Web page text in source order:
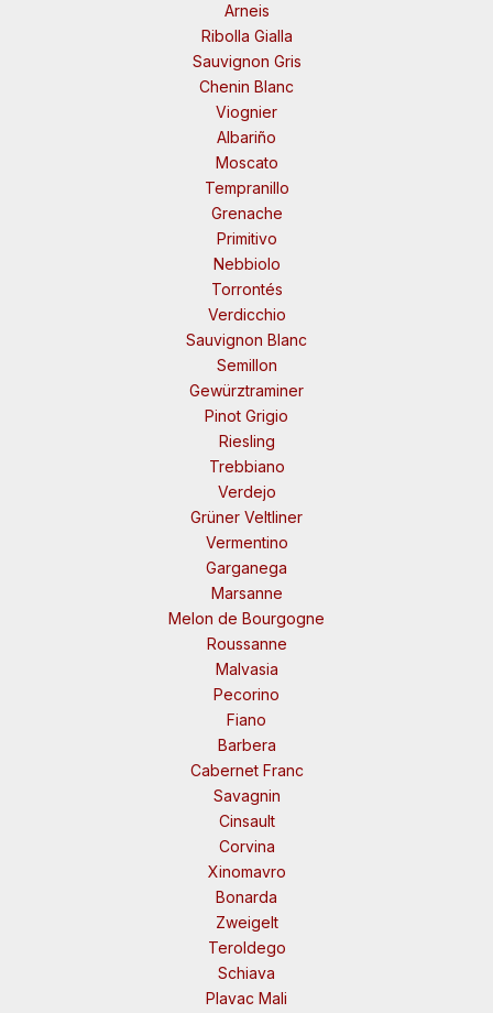
Arneis
Ribolla Gialla
Sauvignon Gris
Chenin Blanc
Viognier
Albariño
Moscato
Tempranillo
Grenache
Primitivo
Nebbiolo
Torrontés
Verdicchio
Sauvignon Blanc
Semillon
Gewürztraminer
Pinot Grigio
Riesling
Trebbiano
Verdejo
Grüner Veltliner
Vermentino
Garganega
Marsanne
Melon de Bourgogne
Roussanne
Malvasia
Pecorino
Fiano
Barbera
Cabernet Franc
Savagnin
Cinsault
Corvina
Xinomavro
Bonarda
Zweigelt
Teroldego
Schiava
Plavac Mali